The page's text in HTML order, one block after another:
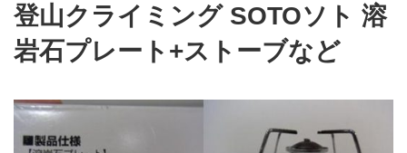
登山クライミング SOTOソト 溶
岩石プレート+ストーブなど